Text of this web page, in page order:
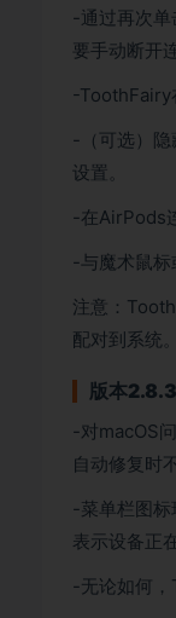
-通过再次
要手动断开
-ToothFairy
-（可选）
设置。
-在AirPods
-与魔术鼠标
注意：
配对到系统
版本
-对macOS
自动修复时
-菜单栏图
表示设备正
-无论如何，